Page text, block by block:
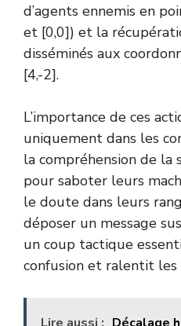
d’agents ennemis en
et [0,0]) et la
disséminés aux
[4,-2].
L’importance de ces
uniquement dans les
la compréhension de la
pour saboter leurs
le doute dans leurs
déposer un message
un coup tactique
confusion et ralentit les